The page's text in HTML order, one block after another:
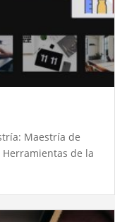
Maestría de
de la